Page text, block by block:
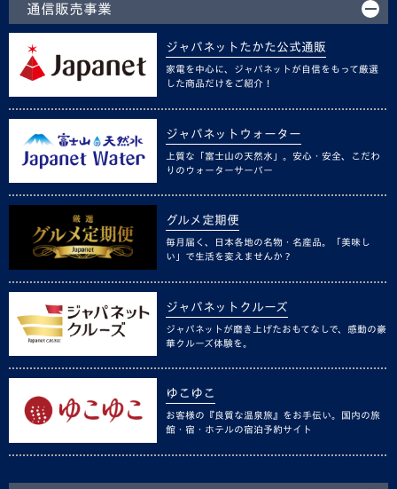
通信販売事業
ジャパネットたかた公式通販
家電を中心に、ジャパネットが自信をもって厳選
した商品だけをご紹介！
ジャパネットウォーター
上質な「富士山の天然水」。安心・安全、こだわ
りのウォーターサーバー
グルメ定期便
毎月届く、日本各地の名物・名産品。「美味し
い」で生活を変えませんか？
ジャパネットクルーズ
ジャパネットが磨き上げたおもてなしで、感動の豪
華クルーズ体験を。
ゆこゆこ
お客様の『良質な温泉旅』をお手伝い。国内の旅
館・宿・ホテルの宿泊予約サイト